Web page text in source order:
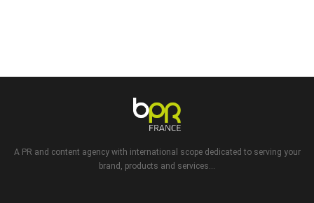
A PR and content agency with international scope dedicated to serving your
brand, products and services...